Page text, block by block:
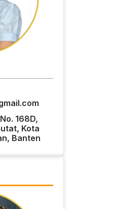
168D,
Kota
Banten